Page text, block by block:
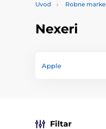
Uvod Robne marke
Nexeri
Apple
Filtar